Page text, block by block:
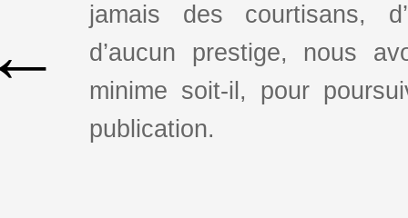
jamais des courtisans,
d’aucun prestige, nous
minime soit-il, pour
publication.